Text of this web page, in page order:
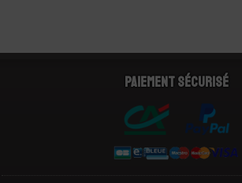
Paiement sécurisé